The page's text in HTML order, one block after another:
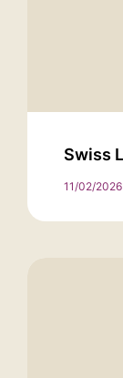
Swiss
11/02/2026